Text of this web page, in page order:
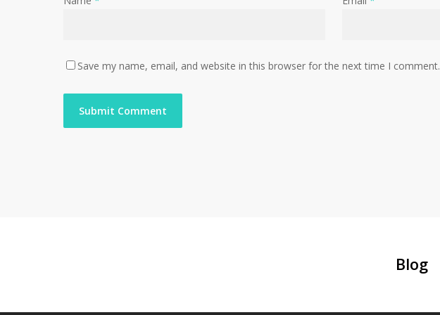
Save my name, email, and website in this browser for the next time I comment.
Blog